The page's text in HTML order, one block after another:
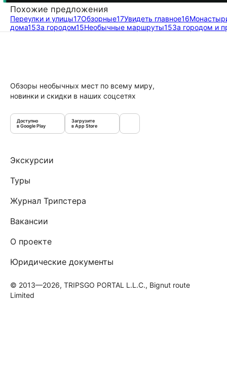
Похожие предложения
Переулки и улицы17Обзорные17Увидеть главное16
дома15За городом15Необычные маршруты15За городом и
Обзоры необычных мест по всему миру,
новинки и скидки в наших соцсетях
Доступно
в Google Play
Загрузите
в App Store
Экскурсии
Туры
Журнал Трипстера
Вакансии
О проекте
Юридические документы
© 2013—2026, TRIPSGO PORTAL L.L.C., Bignut route
Limited